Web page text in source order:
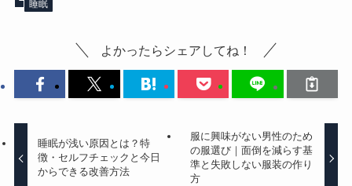
睡眠
よかったらシェアしてね！
睡眠が浅い原因とは？特
徴・セルフチェックと今日
からできる改善方法
服に興味がない男性のため
の服選び｜面倒を減らす基
準と失敗しない服装の作り
方